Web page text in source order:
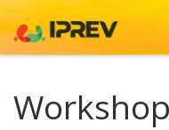
Skip to content